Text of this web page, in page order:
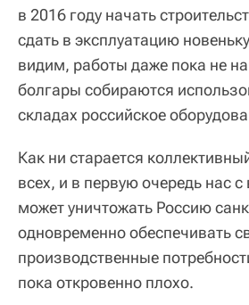
в 2016 году начать
сдать в эксплуатацию
видим, работы даже пока не
болгары собираются
складах российское
Как ни старается
всех, и в первую очередь нас
может уничтожать Россию
одновременно обеспечивать
производственные
пока откровенно плохо.